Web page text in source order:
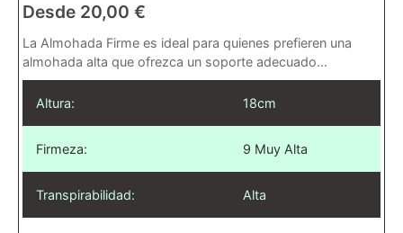
Desde 20,00 €
La Almohada Firme es ideal para quienes prefieren una
almohada alta que ofrezca un soporte adecuado...
Altura: 18cm
Firmeza: 9 Muy Alta
Transpirabilidad: Alta